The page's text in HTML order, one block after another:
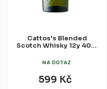
Cattos's Blended
Scotch Whisky 12y 40%
NA DOTAZ
599 Kč